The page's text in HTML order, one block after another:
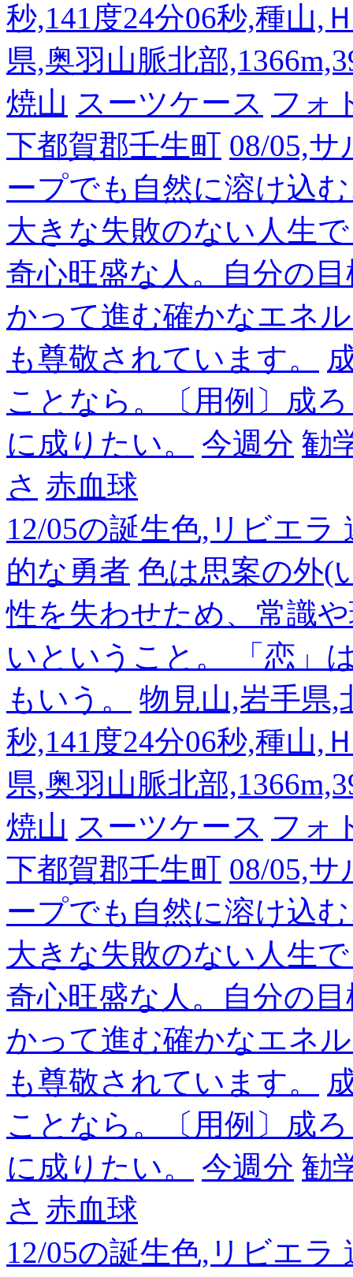
秒,141度24分06秒,種山,
県,奥羽山脈北部
焼山 スーツケース フォ
下都賀郡壬生町 08/05,
ープでも自然に溶け込
大きな失敗のない人生
奇心旺盛な人。自分の
かって進む確かなエネ
も尊敬されています。
ことなら。〔用例〕成
に成りたい。
今週分 勧
さ 赤血球
12/05の誕生色,リビエ
的な勇者 色は思案の外(
性を失わせため、常識
いということ。 「恋」
もいう。
物見山,岩手県,
秒,141度24分06秒,種山,
県,奥羽山脈北部
焼山 スーツケース フォ
下都賀郡壬生町 08/05,
ープでも自然に溶け込
大きな失敗のない人生
奇心旺盛な人。自分の
かって進む確かなエネ
も尊敬されています。
ことなら。〔用例〕成
に成りたい。
今週分 勧
さ 赤血球
12/05の誕生色,リビエ